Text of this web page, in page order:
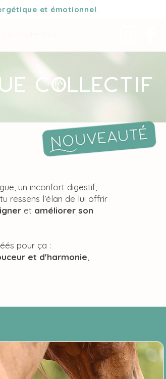
et émotionnel.
Collectif
un inconfort digestif,
ressens l’élan de lui offrir
et améliorer son
pour ça :
et d'harmonie